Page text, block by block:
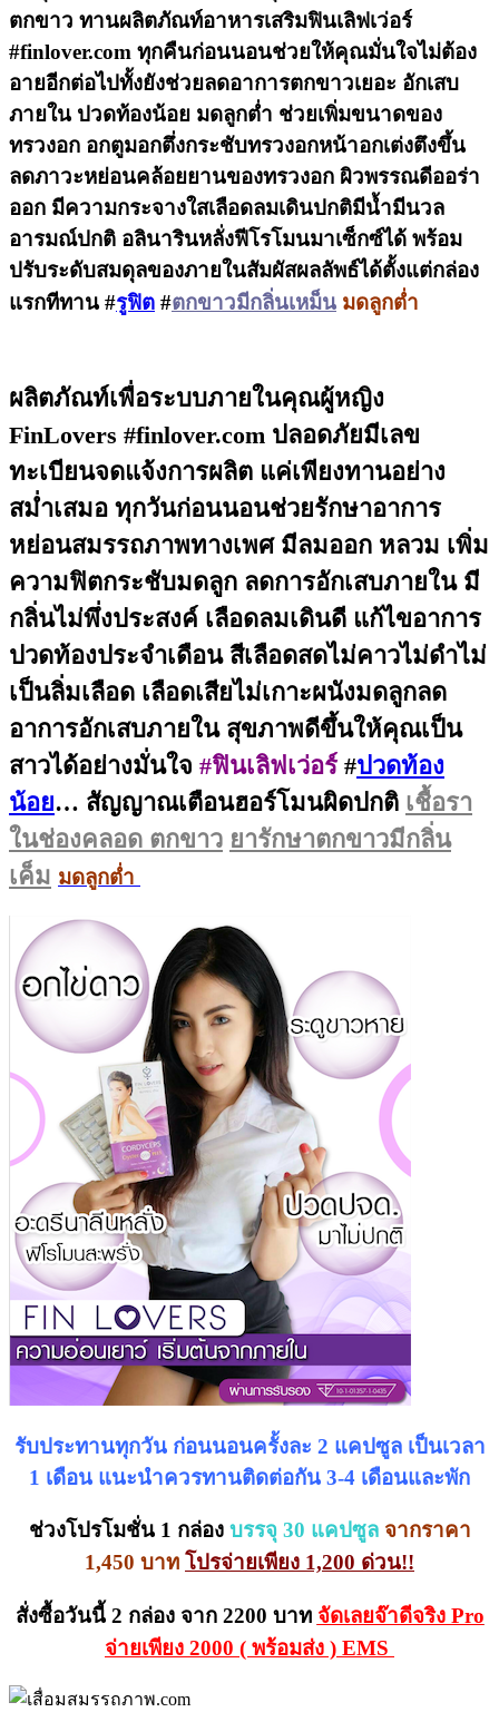
ตกขาว ทานผลิตภัณท์อาหารเสริมฟินเลิฟเว่อร์
#finlover.com ทุกคืนก่อนนอนช่วยให้คุณมั่นใจไม่ต้อง
อายอีกต่อไปทั้งยังช่วยลดอาการตกขาวเยอะ อักเสบ
ภายใน ปวดท้องน้อย มดลูกต่ำ ช่วยเพิ่มขนาดของ
ทรวงอก อกตูมอกตึ่งกระชับทรวงอกหน้าอกเต่งตึงขึ้น
ลดภาวะหย่อนคล้อยยานของทรวงอก ผิวพรรณดีออร่า
ออก มีความกระจางใสเลือดลมเดินปกติมีน้ำมีนวล
อารมณ์ปกติ อลินารินหลั่งฟีโรโมนมาเซ็กซ์ได้ พร้อม
ปรับระดับสมดุลของภายในสัมผัสผลลัพธ์ได้ตั้งแต่กล่อง
แรกทีทาน #รูฟิต #ตกขาวมีกลิ่นเหม็น มดลูกต่ำ
ผลิตภัณท์เพื่อระบบภายในคุณผู้หญิง
FinLovers #finlover.com ปลอดภัยมีเลข
ทะเบียนจดแจ้งการผลิต แค่เพียงทานอย่าง
สม่ำเสมอ ทุกวันก่อนนอนช่วยรักษาอาการ
หย่อนสมรรถภาพทางเพศ มีลมออก หลวม เพิ่ม
ความฟิตกระชับมดลูก ลดการอักเสบภายใน มี
กลิ่นไม่พึ่งประสงค์ เลือดลมเดินดี แก้ไขอาการ
ปวดท้องประจำเดือน สีเลือดสดไม่คาวไม่ดำไม่
เป็นลิ่มเลือด เลือดเสียไม่เกาะผนังมดลูกลด
อาการอักเสบภายใน สุขภาพดีขึ้นให้คุณเป็น
สาวได้อย่างมั่นใจ #ฟินเลิฟเว่อร์ #ปวดท้อง
น้อย… สัญญาณเตือนฮอร์โมนผิดปกติ เชื้อรา
ในช่องคลอด ตกขาว ยารักษาตกขาวมีกลิ่น
เค็ม มดลูกต่ำ
รับประทานทุกวัน ก่อนนอนครั้งละ 2 แคปซูล เป็นเวลา
1 เดือน แนะนำควรทานติดต่อกัน 3-4 เดือนและพัก
ช่วงโปรโมชั่น 1 กล่อง บรรจุ 30 แคปซูล จากราคา
1,450 บาท โปรจ่ายเพียง 1,200 ด่วน!!
สั่งซื้อวันนี้ 2 กล่อง จาก 2200 บาท จัดเลยจ๊าดีจริง Pro
จ่ายเพียง 2000 ( พร้อมส่ง ) EMS